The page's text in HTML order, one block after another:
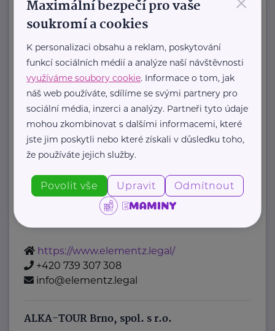
info@adrenalinerace.cz
ADRIA DATABANKA s.r.o.
Panská Brno - Brno-město
Advokátní kancelář ELEMENTZ
LEGAL
Nám. I. P. Pavlova
1785/3
Praha 2 – Nové
Advokátní kancelář ELEMENTZ LEGAL
sdružuje tři advokáty s odlišnými
specializacemi tak, aby se vzájemně ...
https://www.elementz.legal/
+420 739 307 308
info@elementz.legal
ALKA-TOUR Brno, spol. s r.o.
Maximální bezpečí pro vaše
soukromí a cookies
K personalizaci obsahu a reklam, poskytování
funkcí sociálních médií a analýze naší návštěvnosti
využíváme soubory cookie. Informace o tom, jak
náš web používáte, sdílíme se svými partnery pro
sociální média, inzerci a analýzy. Partneři tyto údaje
mohou zkombinovat s dalšími informacemi, které
jste jim poskytli nebo které získali v důsledku toho,
že používáte jejich služby.
Povolit vše Upravit Odmítnout